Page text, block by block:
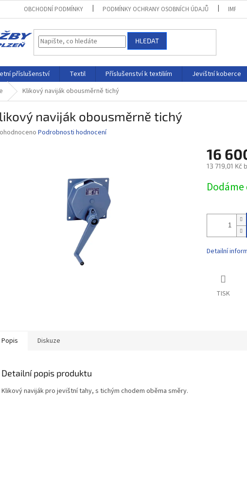
OBCHODNÍ PODMÍNKY PODMÍNKY OCHRANY OSOBNÍCH ÚDAJŮ
HLEDAT
příslušenství Textil Příslušenství k textiliím Jevištní koberce
Klikový naviják obousměrně tichý
naviják obousměrně tichý
Podrobnosti hodnocení
16
13 719,01 Kč
cena:
Detailní
TISK
Popis Diskuze
Detailní popis produktu
Klikový naviják pro jevištní tahy, s tichým chodem oběma směry.